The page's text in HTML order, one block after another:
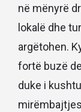
në mënyrë
lokalë dhe
argëtohen.
fortë buzë
duke i